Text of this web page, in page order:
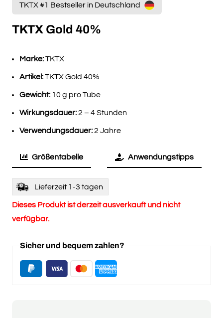
TKTX #1 Bestseller in Deutschland
TKTX Gold 40%
Marke:TKTX
Artikel:TKTX Gold 40%
Gewicht: 10 g pro Tube
Wirkungsdauer:2 – 4 Stunden
Verwendungsdauer:2 Jahre
Größentabelle Anwendungstipps
Lieferzeit 1-3 tagen
Dieses Produkt ist derzeit ausverkauft und nicht
verfügbar.
Sicher und bequem zahlen?